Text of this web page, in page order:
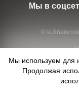
©
Мы в
Мы используем для
Продолжая